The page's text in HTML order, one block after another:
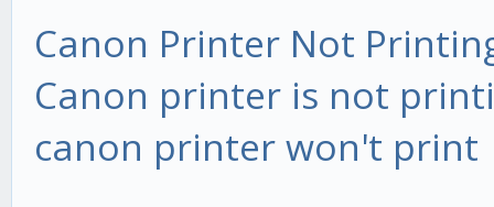
Canon Printer Not
Canon printer is not
canon printer won't print